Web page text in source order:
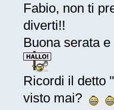
Fabio, non ti
diverti!!
Buona serata
Ricordi il detto
visto mai?